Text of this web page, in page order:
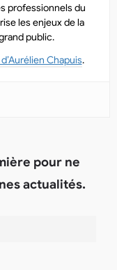
professionnels du
les enjeux de la
public.
Chapuis.
pour ne
actualités.